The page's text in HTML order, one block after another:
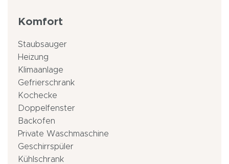
Komfort
Staubsauger
Heizung
Klimaanlage
Gefrierschrank
Kochecke
Doppelfenster
Backofen
Private Waschmaschine
Geschirrspüler
Kühlschrank